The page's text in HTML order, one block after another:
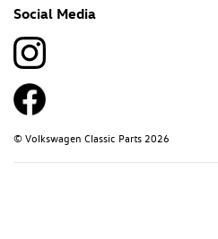
Social Media
© Volkswagen Classic Parts 2026